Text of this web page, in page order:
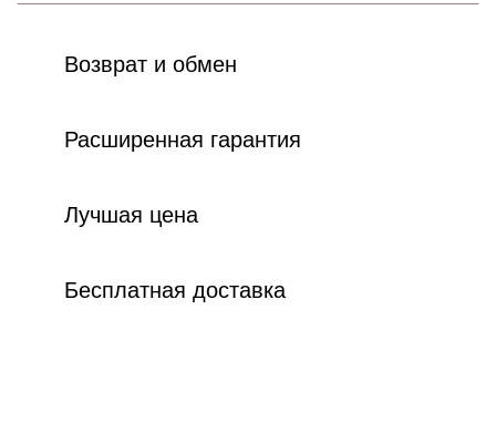
Возврат и обмен
Расширенная гарантия
Лучшая цена
Бесплатная доставка